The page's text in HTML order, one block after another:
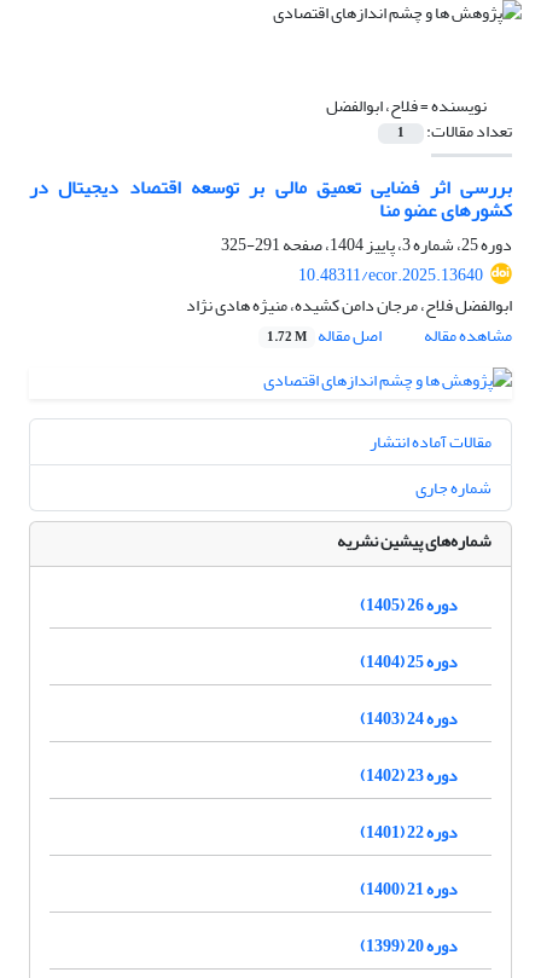
نویسنده =فلاح، ابوالفضل
تعداد مقالات: 1
بررسی اثر فضایی تعمیق مالی بر توسعه اقتصاد دیجیتال در
کشورهای عضو منا
دوره 25، شماره 3، پاییز 1404، صفحه
291-325
10.48311/ecor.2025.13640
ابوالفضل فلاح، مرجان دامن کشیده، منیژه هادی نژاد
مشاهده مقاله
اصل مقاله 1.72 M
مقالات آماده انتشار
شماره جاری
شماره‌های پیشین نشریه
دوره 26 (1405)
دوره 25 (1404)
دوره 24 (1403)
دوره 23 (1402)
دوره 22 (1401)
دوره 21 (1400)
دوره 20 (1399)